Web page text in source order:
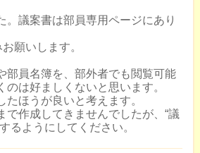
。議案書は部員専用ページにあり
願いします。
部員名簿を、部外者でも閲覧可能
のは好ましくないと思います。
たほうが良いと考えます。
で作成してきませんでしたが、“議
るようにしてください。